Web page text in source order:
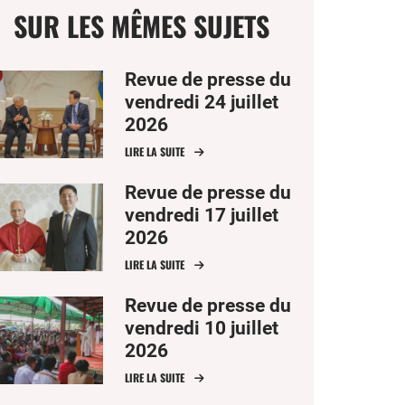
SUR LES MÊMES SUJETS
Revue de presse du
vendredi 24 juillet
2026
LIRE LA SUITE
Revue de presse du
vendredi 17 juillet
2026
LIRE LA SUITE
Revue de presse du
vendredi 10 juillet
2026
LIRE LA SUITE